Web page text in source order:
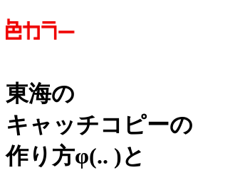
東海の
キャッチコピーの
作り方φ(.. )と